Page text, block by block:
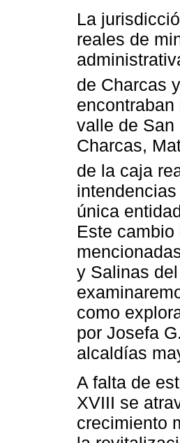
La
reales de
de Charcas
valle de San
Charcas,
de la caja
única
Este
y Salinas
como
por Josefa
alcaldías
A falta de
XVIII se
crecimiento